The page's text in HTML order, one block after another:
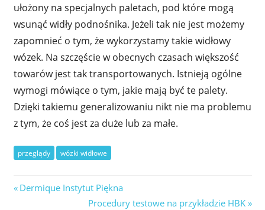
ułożony na specjalnych paletach, pod które mogą
wsunąć widły podnośnika. Jeżeli tak nie jest możemy
zapomnieć o tym, że wykorzystamy takie widłowy
wózek. Na szczęście w obecnych czasach większość
towarów jest tak transportowanych. Istnieją ogólne
wymogi mówiące o tym, jakie mają być te palety.
Dzięki takiemu generalizowaniu nikt nie ma problemu
z tym, że coś jest za duże lub za małe.
przeglądy wózki widłowe
Nawigacja
Previous
Dermique Instytut Piękna
Next
Procedury testowe na przykładzie HBK